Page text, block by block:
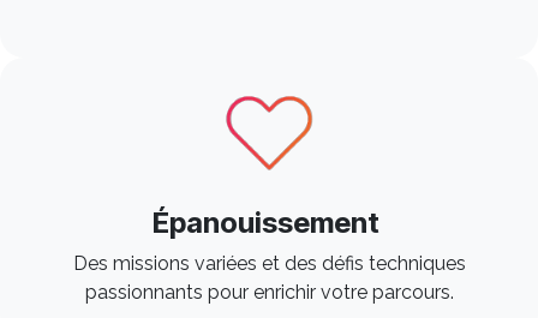
Épanouissement
Des missions variées et des défis techniques
passionnants pour enrichir votre parcours. ​